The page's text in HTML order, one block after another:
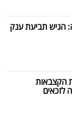
הגיש תביעת ענק
הקצבאות
לזכאים